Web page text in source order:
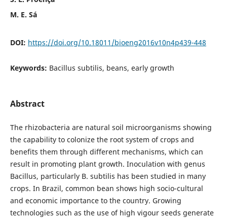
M. E. Sá
DOI: https://doi.org/10.18011/bioeng2016v10n4p439-448
Keywords: Bacillus subtilis, beans, early growth
Abstract
The rhizobacteria are natural soil microorganisms showing
the capability to colonize the root system of crops and
benefits them through different mechanisms, which can
result in promoting plant growth. Inoculation with genus
Bacillus, particularly B. subtilis has been studied in many
crops. In Brazil, common bean shows high socio-cultural
and economic importance to the country. Growing
technologies such as the use of high vigour seeds generate